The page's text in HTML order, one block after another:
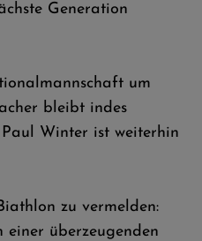
Generation
um
bleibt indes
Winter ist weiterhin
zu vermelden:
einer überzeugenden